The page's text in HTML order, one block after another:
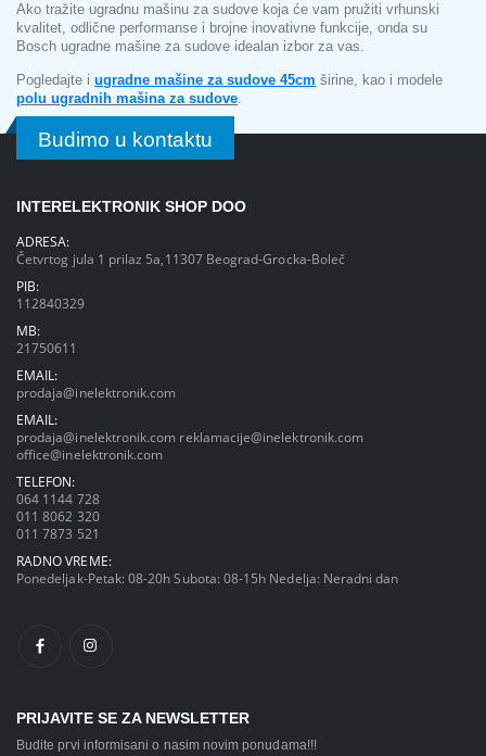
Ako tražite ugradnu mašinu za sudove koja će vam pružiti vrhunski
kvalitet, odlične performanse i brojne inovativne funkcije, onda su
Bosch ugradne mašine za sudove idealan izbor za vas.
Pogledajte i ugradne mašine za sudove 45cm širine, kao i modele
polu ugradnih mašina za sudove
Budimo u kontaktu
INTERELEKTRONIK SHOP DOO
ADRESA:
Četvrtog jula 1 prilaz 5a,11307 Beograd-Grocka-Boleč
PIB:
112840329
MB:
21750611
EMAIL:
prodaja@inelektronik.com
EMAIL:
prodaja@inelektronik.com reklamacije@inelektronik.com
office@inelektronik.com
TELEFON:
064 1144 728
011 8062 320
011 7873 521
RADNO VREME:
Ponedeljak-Petak: 08-20h Subota: 08-15h Nedelja: Neradni dan
PRIJAVITE SE ZA NEWSLETTER
Budite prvi informisani o nasim novim ponudama!!!